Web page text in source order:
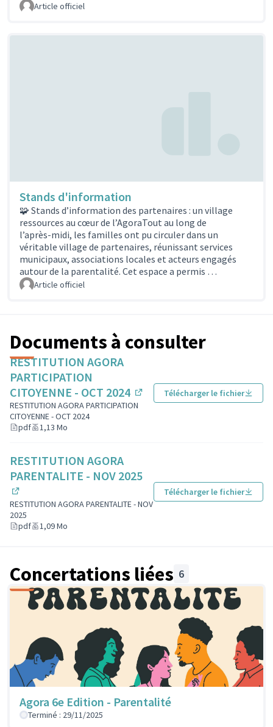
Article officiel
Stands d'information
🧩 Stands d’information des partenaires : un village
ressources au cœur de l’AgoraTout au long de
l’après‑midi, les familles ont pu circuler dans un
véritable village de partenaires, réunissant services
municipaux, associations locales et acteurs engagés
autour de la parentalité. Cet espace a permis …
Article officiel
Documents à consulter
RESTITUTION AGORA
PARTICIPATION
CITOYENNE - OCT 2024
(Lien externe)
RESTITUTION AGORA PARTICIPATION
CITOYENNE - OCT 2024
pdf
1,13 Mo
Télécharger le fichier
RESTITUTION AGORA
PARENTALITE - NOV 2025
(Lien externe)
RESTITUTION AGORA PARENTALITE - NOV
2025
pdf
1,09 Mo
Télécharger le fichier
Concertations liées 6
Agora 6e Edition - Parentalité
Terminé : 29/11/2025